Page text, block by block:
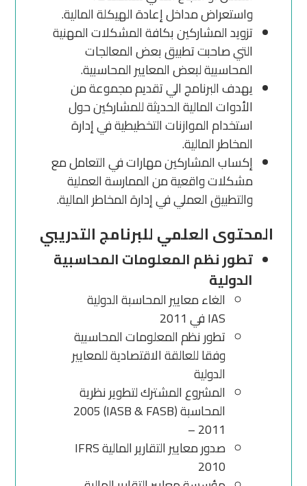
واستعراض مداخل إعادة الهيكلة المالية.
تزويد المشاركين بكافة المشكلات المهنية
التي صاحبت تطبيق بعض المعالجات
المحاسبية لبعض المعايير المحاسبية.
يهدف البرنامج الي تقديم مجموعة من
الأدوات المالية الحديثة للمشاركين حول
استخدام الموازنات التخطيطية في إدارة
المخاطر المالية.
إكساب المشاركين مهارات في التعامل مع
مشكلات واقعية من الممارسة العملية
والتطبيق العملي في إدارة المخاطر المالية.
المحتوى العلمي للبرنامج التدريبي
تطور نظم المعلومات المحاسبية
الدولية
الغاء معايير المحاسبة الدولية
IAS في 2011
تطور نظم المعلومات المحاسبية
وفقا للعالقة الاقتصادية للمعايير
الدولية
المشروع المشترك لتطوير نظرية
المحاسبة (IASB & FASB) 2005
– 2011
صدور معايير التقارير المالية IFRS
2010